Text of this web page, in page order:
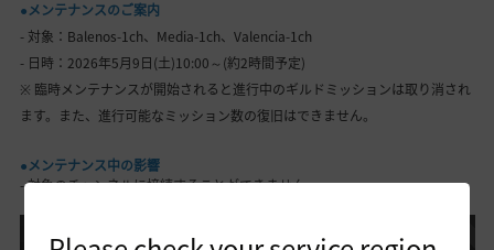
●メンテナンスのご案内
- 対象：Balenos-1ch、Media-1ch、Valencia-1ch
- 日時：2026年5月9日(土)10:00～(約2時間予定)
※ 臨時メンテナンスが開始されると進行中のギルドミッションは取り消され
ます。また、進行可能なミッション数の復旧はできません。
●メンテナンス中の影響
- 対象のチャンネルに接続することができません。